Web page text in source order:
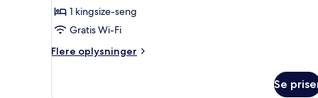
1 kingsize-seng
Gratis Wi-Fi
Flere oplysninger
Flere
Se